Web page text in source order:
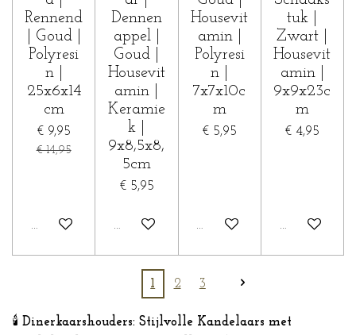
Rennend
| Goud |
Polyresi
n |
25x6x14
cm
€ 9,95
€ 14,95
In winkelwagen
Dennen
appel |
Goud |
Housevit
amin |
Keramie
k |
9x8,5x8,
5cm
€ 5,95
In winkelwagen
Housevit
amin |
Polyresi
n |
7x7x10c
m
€ 5,95
In winkelwagen
tuk |
Zwart |
Housevit
amin |
9x9x23c
m
€ 4,95
In
1 2 3
🕯️ Dinerkaarshouders: Stijlvolle Kandelaars met